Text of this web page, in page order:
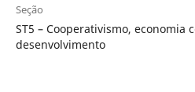
Seção
ST5 – Cooperativismo, economia
desenvolvimento